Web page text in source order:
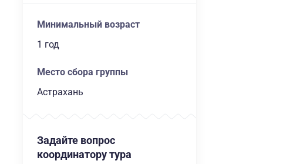
Минимальный возраст
1 год
Место сбора группы
Астрахань
Задайте вопрос
координатору тура